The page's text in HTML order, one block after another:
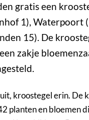
gratis een
1),
15). De
zakje
kroostegel erin. De
planten en bloemen